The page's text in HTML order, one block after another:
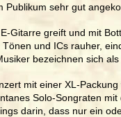
Publikum sehr gut
Gitarre greift und mit
und ICs rauher,
bezeichnen sich als
mit einer XL-
Solo-Songraten mit
darin, dass nur ein